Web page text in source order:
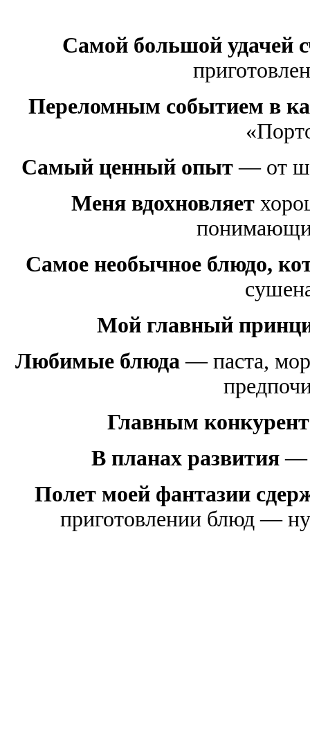
Самой большой удачей
Переломным событием в
Самый ценный опыт— от
Меня вдохновляет
Самое необычное блюдо,
Мой главный
Любимые блюда— паста,
Главным
В планах развития —
Полет моей фантазии
приготовлении блюд —